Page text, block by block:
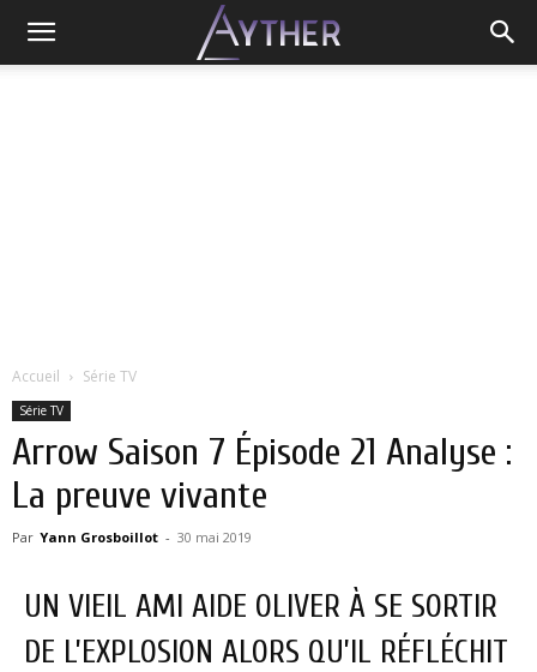
Accueil Série TV
Série TV
Arrow Saison 7 Épisode 21 Analyse :
La preuve vivante
Par Yann Grosboillot - 30 mai 2019
UN VIEIL AMI AIDE OLIVER À SE SORTIR
DE L’EXPLOSION ALORS QU’IL RÉFLÉCHIT